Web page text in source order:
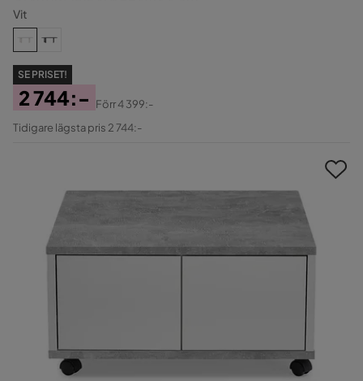
Vit
SE PRISET!
Pris
2 744:-
Original
Förr4 399:-
Tidigare lägsta pris 2 744:-